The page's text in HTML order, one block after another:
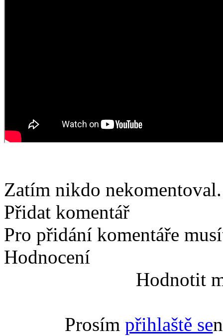
Zatím nikdo
Přidat komentář
Pro přidání komentáře
Hodnocení
Hodnotit
Prosím přihlaště se